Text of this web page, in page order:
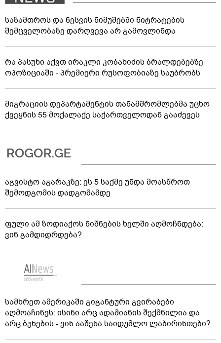
საზამთროს და ნესვის ნიმუშებში ნიტრატების
შემცველობაზე დარღვევა არ გამოვლინდა
რა პასუხი აქვთ ირაკლი კობახიძის ბრალდებებზე
ოპოზიციაში - პრემიერი რუსოფობიაზე საუბრობს
მიგრაციის დეპარტამენტის თანამშრომლებმა უცხო
ქვეყნის 55 მოქალაქე საქართველოდან გააძევეს
აგვისტო აგარაკზე: ეს 5 საქმე უნდა მოასწროთ
შემოდგომის დადგომამდე
ფული ამ ზოდიაქოს ნიშნების ხელში აღმოჩნდება:
ვინ გამდიდრდება?
სამხრეთ ამერიკაში გიგანტური გვირაბები
აღმოაჩინეს: ისინი არც ადამიანის შექმნილია და
არც ბუნების - ვინ ააშენა საიდუმლო ლაბირინთები?